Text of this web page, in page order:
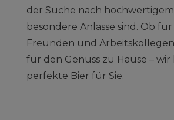
der Suche nach
besondere Anlässe sind. Ob
Freunden und
für den Genuss zu Hause – wir
perfekte Bier für Sie.